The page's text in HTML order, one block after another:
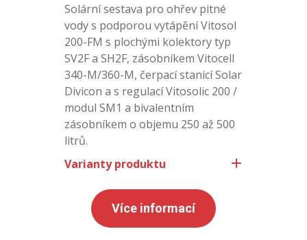
Solární sestava pro ohřev pitné
vody s podporou vytápění Vitosol
200-FM s plochými kolektory typ
SV2F a SH2F, zásobníkem Vitocell
340-M/360-M, čerpací stanicí Solar
Divicon a s regulací Vitosolic 200 /
modul SM1 a bivalentním
zásobníkem o objemu 250 až 500
litrů.
Varianty produktu
Více informací